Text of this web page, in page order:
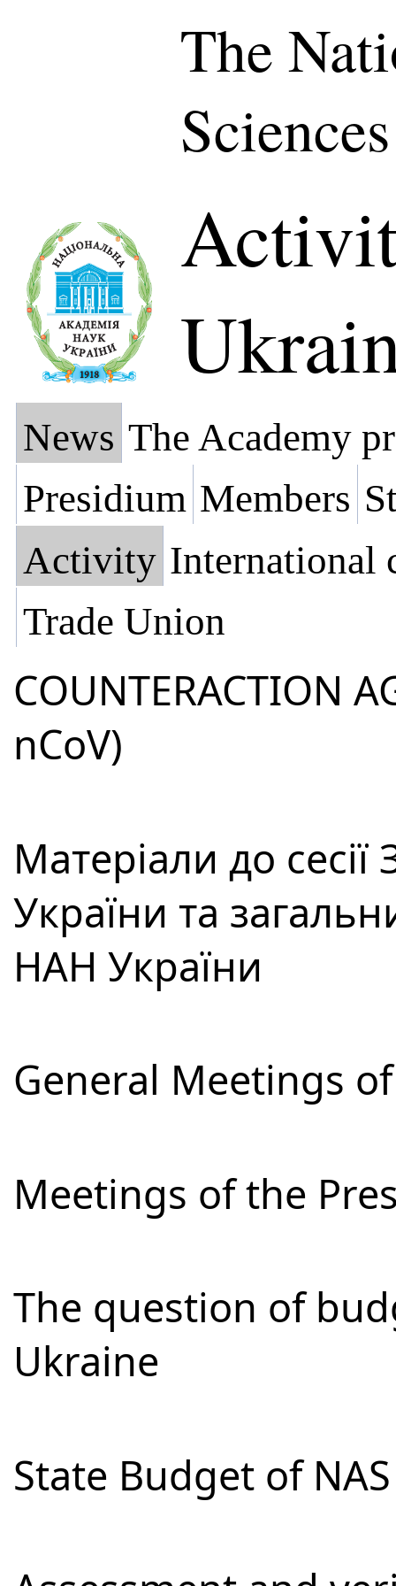
The
News The Academy
Presidium Members
Activity International
Trade Union
СOUNTERACTION
nCoV)
Матеріали до
України та
НАН України
General Meetings
Meetings of the
The question of
Ukraine
State Budget of